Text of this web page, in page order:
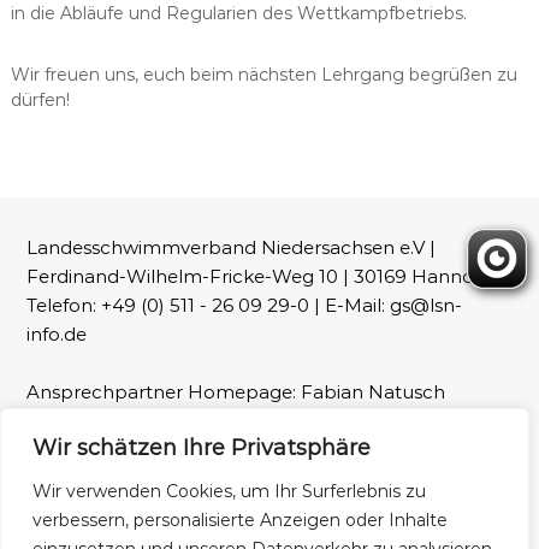
Wir schätzen Ihre Privatsphäre
Wir verwenden Cookies, um Ihr Surferlebnis zu
verbessern, personalisierte Anzeigen oder Inhalte
in die Abläufe und Regularien des Wettkampfbetriebs.
Wir freuen uns, euch beim nächsten Lehrgang begrüßen zu
dürfen!
Landesschwimmverband Niedersachsen e.V |
Ferdinand-Wilhelm-Fricke-Weg 10 | 30169 Hannover |
Telefon: +49 (0) 511 - 26 09 29-0 | E-Mail: gs@lsn-
info.de
Ansprechpartner Homepage: Fabian Natusch
Fotos: LSN und Patrick Wallbaum
Impressum Datenschutz